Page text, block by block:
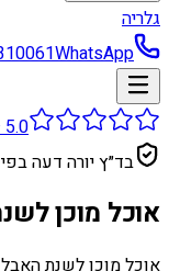
גלריה
WhatsApp
5.0
בד״ץ יורה דעה
אוכל מוכן
אוכל מוכן לשנת